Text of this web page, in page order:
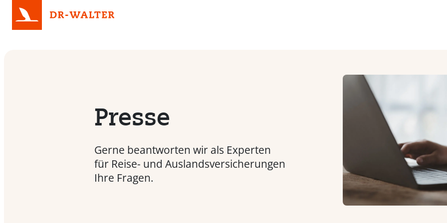
Presse
Gerne beantworten wir als Experten
für Reise- und Auslandsversicherungen
Ihre Fragen.